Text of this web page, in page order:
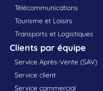
Télécommunications
Tourisme et Loisirs
Transports et Logistiques
Clients par équipe
Service Après-Vente (SAV)
Service client
Service commercial